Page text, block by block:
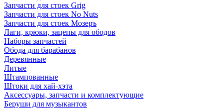
Запчасти для стоек Grig
Запчасти для стоек No Nuts
Запчасти для стоек Мозеръ
Лаги, крюки, зацепы для ободов
Наборы запчастей
Обода для барабанов
Деревянные
Литые
Штампованные
Штоки для хай-хэта
Аксессуары, запчасти и комплектующие
Беруши для музыкантов